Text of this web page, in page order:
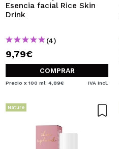
Esencia facial Rice Skin
Drink
(4)
9,79€
COMPRAR
Precio x 100 ml: 4,89€ IVA Incl.
Nature